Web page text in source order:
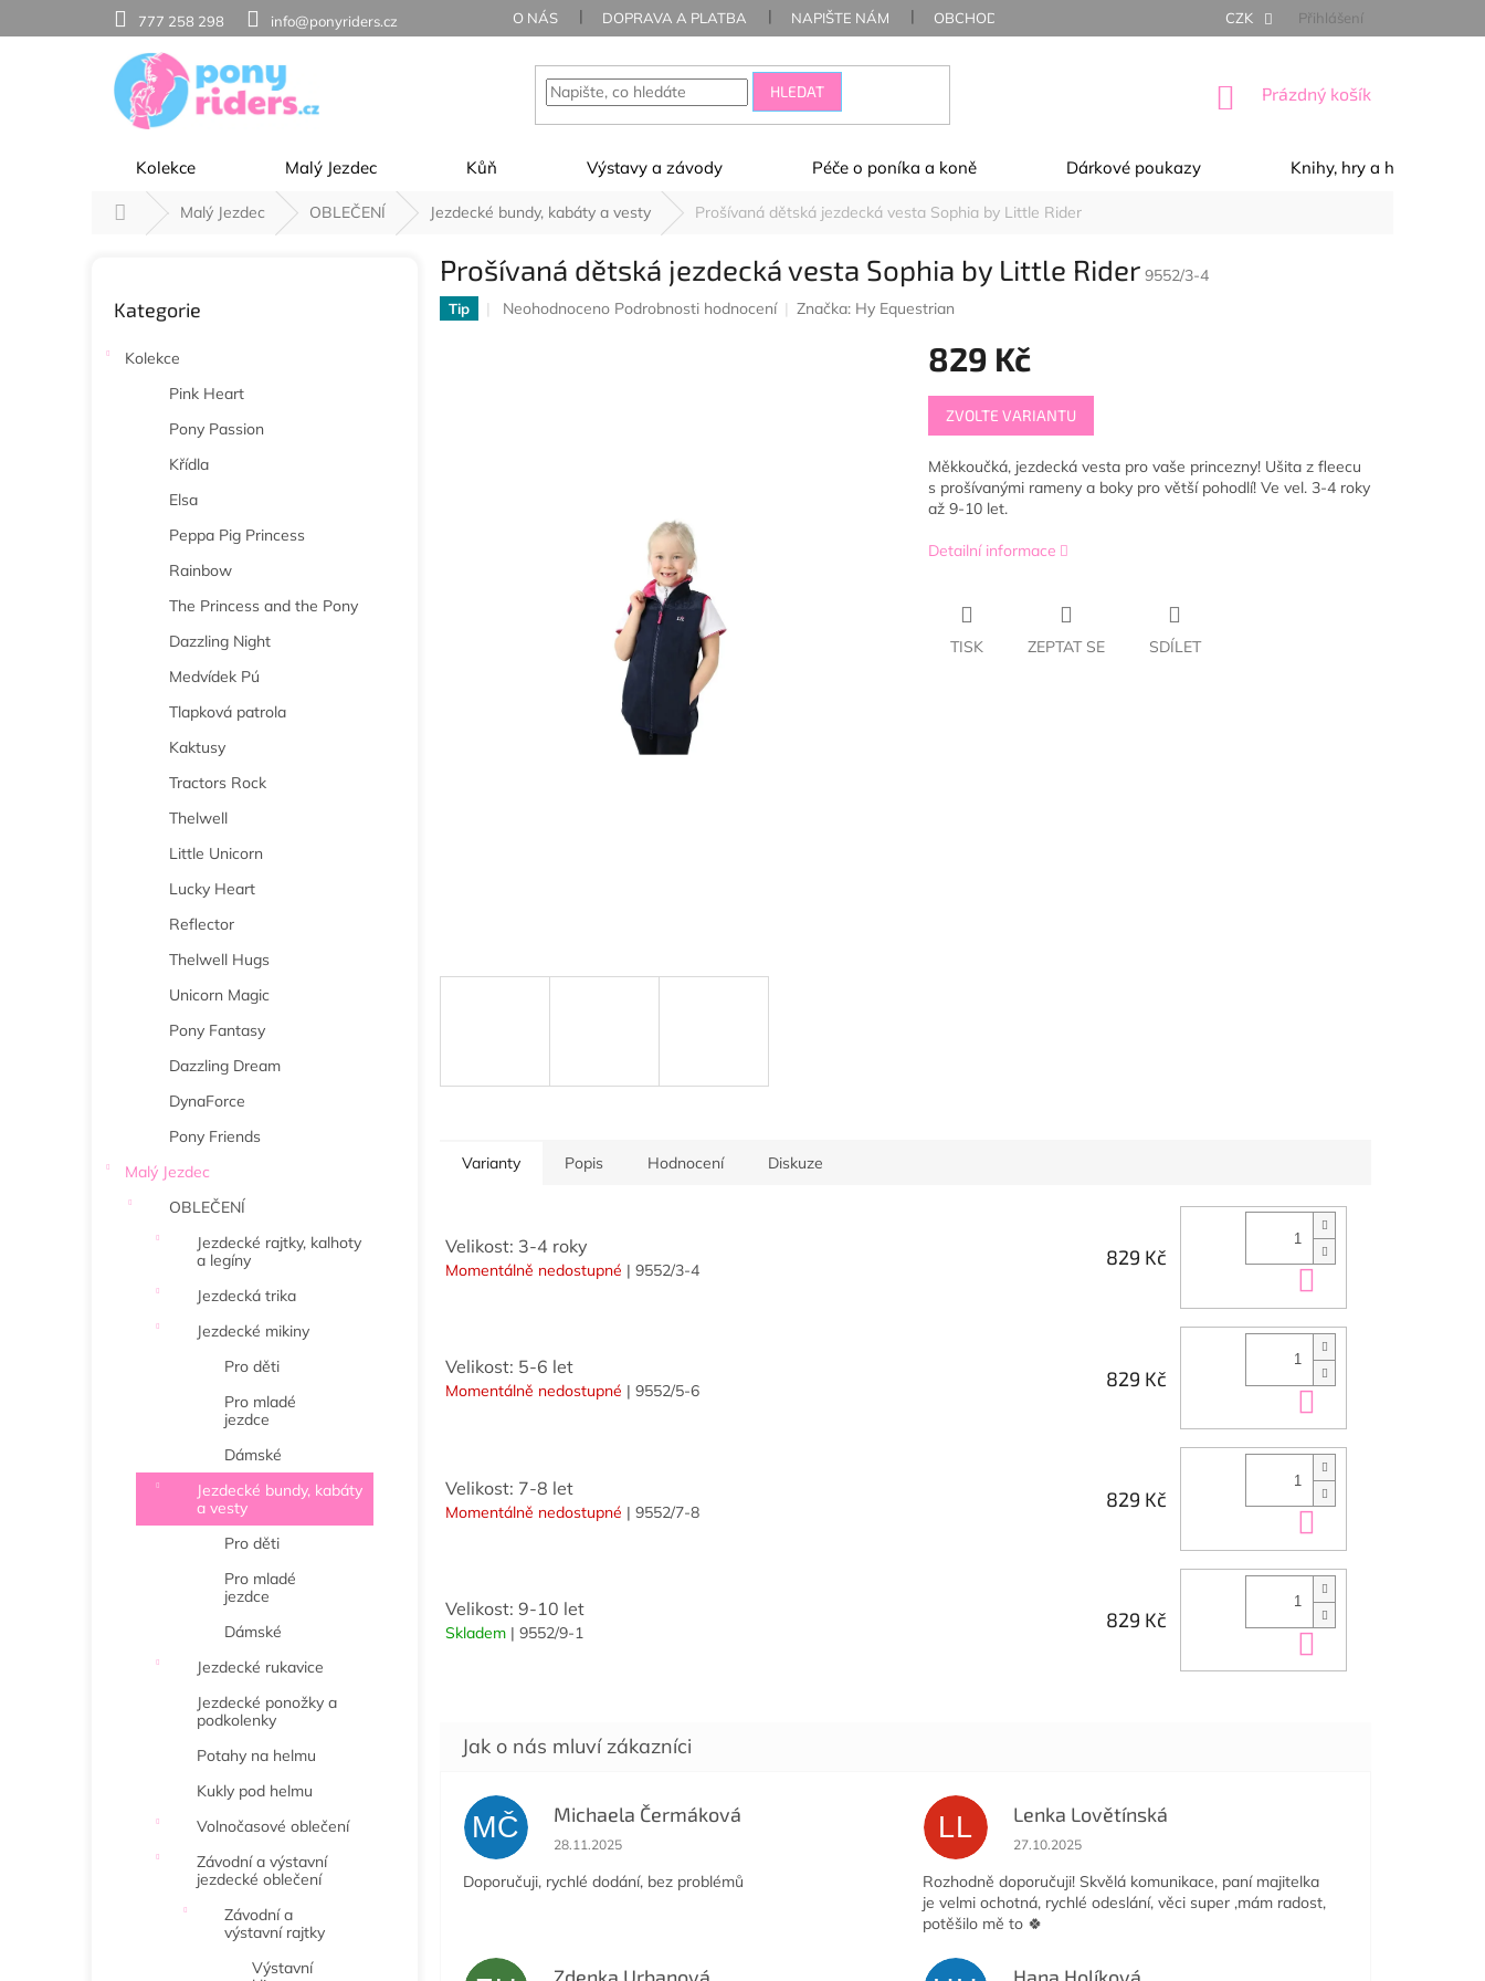
777 258 298 info@ponyriders.cz O NÁS DOPRAVA A PLATBA NAPIŠTE NÁM OBCHODNÍ PODMÍNKY OCHRANA OSOBNÍCH ÚDAJŮ
CZK Přihlášení
HLEDAT
NÁKUPNÍ
Prázdný košík
Kolekce Malý Jezdec Kůň Výstavy a závody Péče o poníka a koně Dárkové poukazy Knihy, hry a hračky
Domů Malý Jezdec OBLEČENÍ Jezdecké bundy, kabáty a vesty Prošívaná dětská jezdecká vesta Sophia by Little Rider
kategorie
Kategorie
Kolekce
Pink Heart
Pony Passion
Křídla
Elsa
Peppa Pig Princess
Rainbow
The Princess and the Pony
Dazzling Night
Medvídek Pú
Tlapková patrola
Kaktusy
Tractors Rock
Thelwell
Little Unicorn
Lucky Heart
Reflector
Thelwell Hugs
Unicorn Magic
Pony Fantasy
Dazzling Dream
DynaForce
Pony Friends
Malý Jezdec
OBLEČENÍ
Jezdecké rajtky, kalhoty
a legíny
Jezdecká trika
Jezdecké mikiny
Pro děti
Pro mladé
jezdce
Dámské
Jezdecké bundy, kabáty
a vesty
Pro děti
Pro mladé
jezdce
Dámské
Jezdecké rukavice
Jezdecké ponožky a
podkolenky
Potahy na helmu
Kukly pod helmu
Volnočasové oblečení
Závodní a výstavní
jezdecké oblečení
Závodní a
výstavní rajtky
Výstavní
Prošívaná dětská jezdecká vesta Sophia by Little Rider 9552/3-4
Tip
Průměrné
Neohodnoceno Podrobnosti hodnocení Značka: Hy Equestrian
829 Kč
Měrná
cena:
ZVOLTE VARIANTU
Měkkoučká, jezdecká vesta pro vaše princezny! Ušita z fleecu
s prošívanými rameny a boky pro větší pohodlí! Ve vel. 3-4 roky
až 9-10 let.
Detailní informace
TISK ZEPTAT SE SDÍLET
Varianty Popis Hodnocení Diskuze
Velikost: 3-4 roky
Momentálně nedostupné | 9552/3-4
829 Kč
Velikost: 5-6 let
Momentálně nedostupné | 9552/5-6
829 Kč
Velikost: 7-8 let
Momentálně nedostupné | 9552/7-8
829 Kč
Velikost: 9-10 let
Skladem | 9552/9-1
829 Kč
MČ Michaela Čermáková
Hodnocení obchodu je 5 z 5 hvězdiček.
28.11.2025
Doporučuji, rychlé dodání, bez problémů
LL Lenka Lovětínská
Hodnocení obchodu je 5 z 5 hvězdiček.
27.10.2025
Rozhodně doporučuji! Skvělá komunikace, paní majitelka
je velmi ochotná, rychlé odeslání, věci super ,mám radost,
potěšilo mě to 🍀